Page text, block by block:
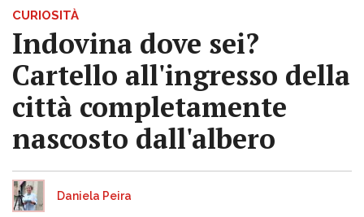
CURIOSITÀ
Indovina dove sei?
Cartello all'ingresso della
città completamente
nascosto dall'albero
Daniela Peira